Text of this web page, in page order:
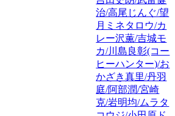
治/高尾じんぐ/望
月ミネタロウ/カ
レー沢薫/吉城モ
カ/川島良彰(コー
ヒーハンター)/お
かざき真里/丹羽
庭/阿部潤/宮崎
克/岩明均/ムラタ